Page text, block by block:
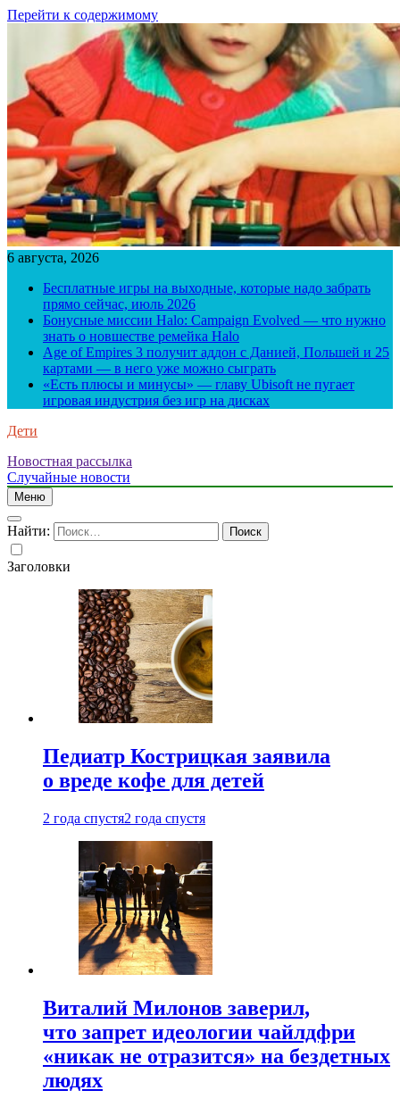
Перейти к содержимому
6 августа, 2026
Бесплатные игры на выходные, которые надо забрать
прямо сейчас, июль 2026
Бонусные миссии Halo: Campaign Evolved — что нужно
знать о новшестве ремейка Halo
Age of Empires 3 получит аддон с Данией, Польшей и 25
картами — в него уже можно сыграть
«Есть плюсы и минусы» — главу Ubisoft не пугает
игровая индустрия без игр на дисках
Дети
Новостная рассылка
Случайные новости
Меню
Найти:
Заголовки
Педиатр Кострицкая заявила
о вреде кофе для детей
2 года спустя2 года спустя
Виталий Милонов заверил,
что запрет идеологии чайлдфри
«никак не отразится» на бездетных
людях